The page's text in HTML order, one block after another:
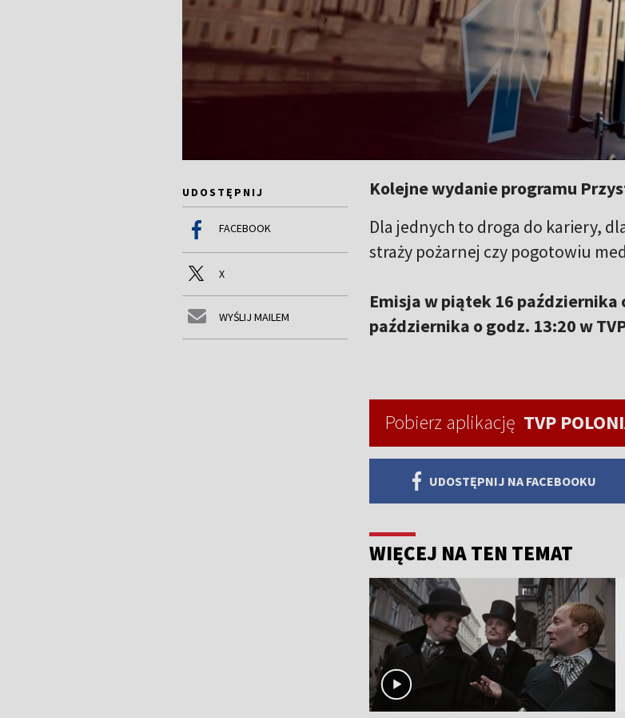
UDOSTĘPNIJ
FACEBOOK
X
WYŚLIJ MAILEM
Kolejne wydanie programu
Dla jednych to droga do kariery,
straży pożarnej czy pogotowiu
Emisja w piątek 16 października
października o godz. 13:20 w
Pobierz aplikację TVP
UDOSTĘPNIJ NA FACEBOOKU
WIĘCEJ NA TEN TEMAT